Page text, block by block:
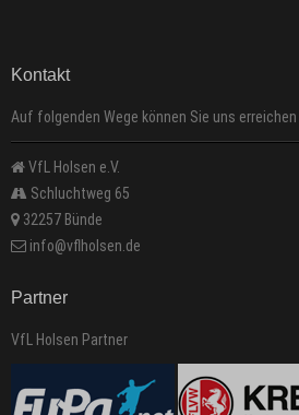
Kontakt
Auf folgenden Wege können Sie uns erreichen
VfL Holsen e.V.
Schluchtweg 65
32257 Bünde
info@vflholsen.de
Partner
VfL Holsen Partner